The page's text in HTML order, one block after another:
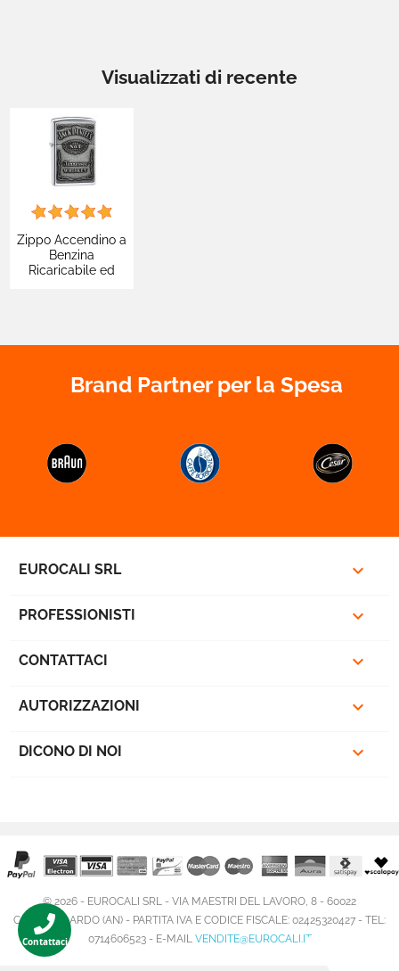
Visualizzati di recente
Zippo Accendino a
Benzina
Ricaricabile ed
Brand Partner per la Spesa
EUROCALI SRL 
PROFESSIONISTI 
CONTATTACI 
AUTORIZZAZIONI 
DICONO DI NOI 
© 2026 - EUROCALI SRL - VIA MAESTRI DEL LAVORO, 8 - 60022
CASTELFIDARDO (AN) - PARTITA IVA E CODICE FISCALE: 02425320427 - TEL:
0714606523 - E-MAIL VENDITE@EUROCALI.IT
Contattaci